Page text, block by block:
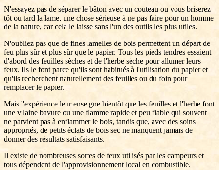
N'essayez pas de séparer le bâton avec un couteau ou vous briserez
tôt ou tard la lame, une chose sérieuse à ne pas faire pour un homme
de la nature, car cela le laisse sans l'un des outils les plus utiles.
N'oubliez pas que de fines lamelles de bois permettent un départ de
feu plus sûr et plus sûr que le papier. Tous les pieds tendres essaient
d'abord des feuilles sèches et de l'herbe sèche pour allumer leurs
feux. Ils le font parce qu'ils sont habitués à l'utilisation du papier et
qu'ils recherchent naturellement des feuilles ou du foin pour
remplacer le papier.
Mais l'expérience leur enseigne bientôt que les feuilles et l'herbe font
une vilaine bavure ou une flamme rapide et peu fiable qui souvent
ne parvient pas à enflammer le bois, tandis que, avec des soins
appropriés, de petits éclats de bois sec ne manquent jamais de
donner des résultats satisfaisants.
Il existe de nombreuses sortes de feux utilisés par les campeurs et
tous dépendent de l'approvisionnement local en combustible.